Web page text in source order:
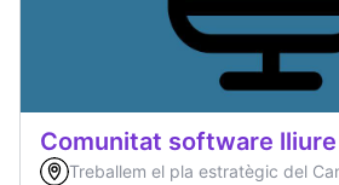
Comunitat software lliure
Treballem el pla estratègic del